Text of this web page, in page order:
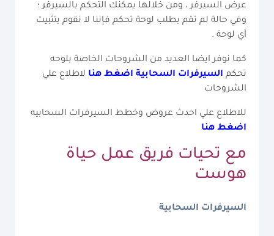
عرض السيرفر، ومن خلالها يمكنك التحكم بالسيرفر ؛
وفي حالة لم تقم بطلب لوحة تحكم فإننا لا نقوم بتثبيت
أي لوحة .
كما نوفر ايضا العديد من الشروحات الخاصة بلوحه
تحكمالسيرفرات السحابية اضغط هنالاطلاع علي
الشروحات
للاطلاع علي احدث عروض وخطط السيرفرات السحابيه
اضغط هنا
مع تحيات فريق عملحياة
هوست
السيرفرات السحابية